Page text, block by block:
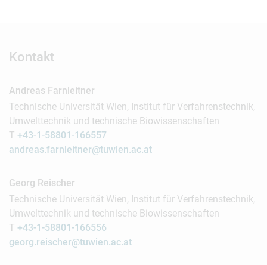
Kontakt
Andreas Farnleitner
Technische Universität Wien, Institut für Verfahrenstechnik,
Umwelttechnik und technische Biowissenschaften
T +43-1-58801-166557
andreas.farnleitner@tuwien.ac.at
Georg Reischer
Technische Universität Wien, Institut für Verfahrenstechnik,
Umwelttechnik und technische Biowissenschaften
T +43-1-58801-166556
georg.reischer@tuwien.ac.at